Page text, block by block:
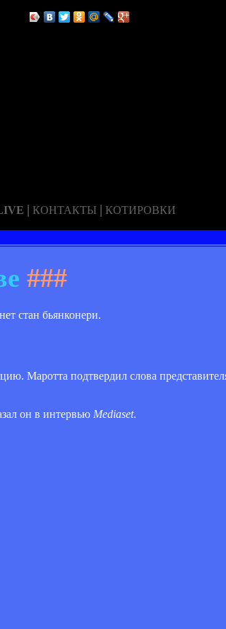
| КОНТАКТЫ | КОТИРОВКИ
###
стан бьянконери.
Маротта подтвердил слова
он в интервью Mediaset.